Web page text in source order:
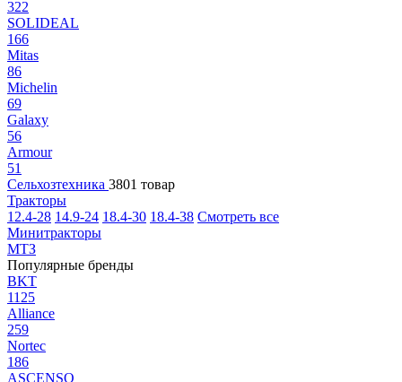
322
SOLIDEAL
166
Mitas
86
Michelin
69
Galaxy
56
Armour
51
Сельхозтехника 3801 товар
Тракторы
12.4-28 14.9-24 18.4-30 18.4-38 Смотреть все
Минитракторы
МТЗ
Популярные бренды
BKT
1125
Alliance
259
Nortec
186
ASCENSO